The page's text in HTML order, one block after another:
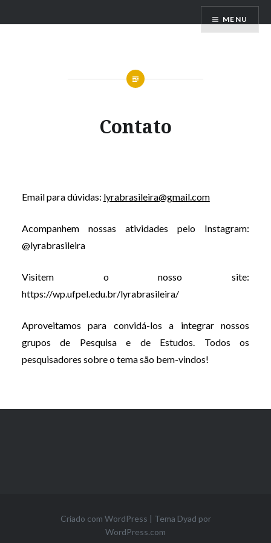
paraLyra Brasileira MENU
Contato
Email para dúvidas: lyrabrasileira@gmail.com
Acompanhem nossas atividades pelo Instagram:
@lyrabrasileira
Visitem o nosso site:
https://wp.ufpel.edu.br/lyrabrasileira/
Aproveitamos para convidá-los a integrar nossos
grupos de Pesquisa e de Estudos. Todos os
pesquisadores sobre o tema são bem-vindos!
Criado com WordPress | Tema Dyad por
WordPress.com